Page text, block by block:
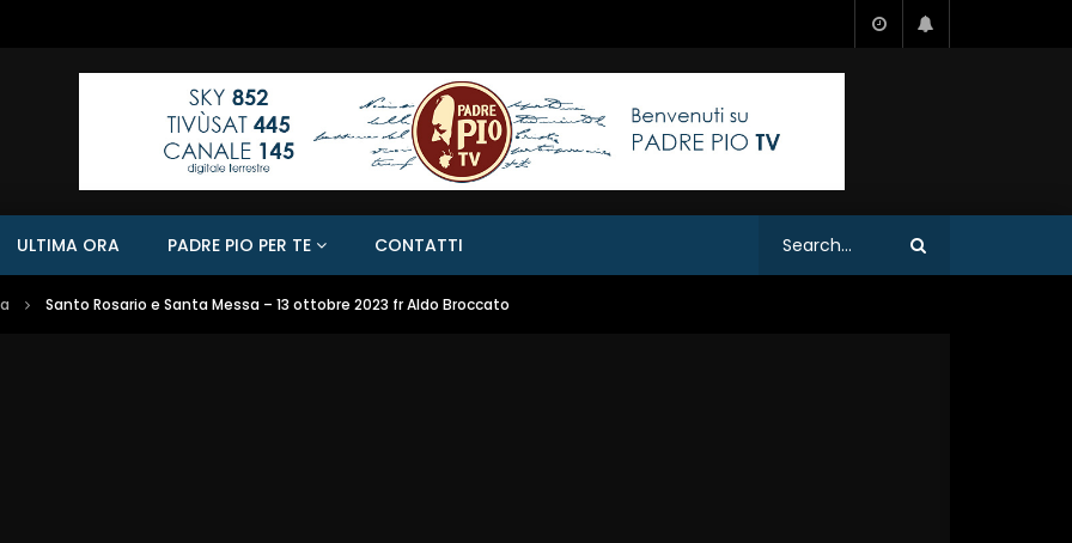
ULTIMA ORA PADRE PIO PER TE CONTATTI
Santo Rosario e Santa Messa – 13 ottobre 2023 fr Aldo Broccato